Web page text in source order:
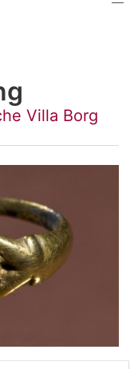
Villa Borg